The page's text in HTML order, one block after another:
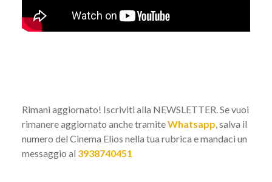
Rimani aggiornato! Iscriviti alla NEWSLETTER. Se vuoi
rimanere aggiornato anche tramiteWhatsapp, salva il
numero del Cinema Elios nella tua rubrica e mandaci un
messaggio al 3938740451